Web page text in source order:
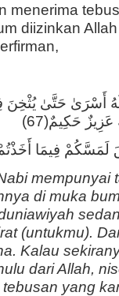
diizinkan
أَسْرَىٰ حَتَّىٰ يُثْخِنَ
عَزِيزٌ حَكِيمٌ(67)
لَمَسَّكُمْ فِيمَا
mempunyai
di muka
(untukmu).
Kalau
dari Allah,
yang